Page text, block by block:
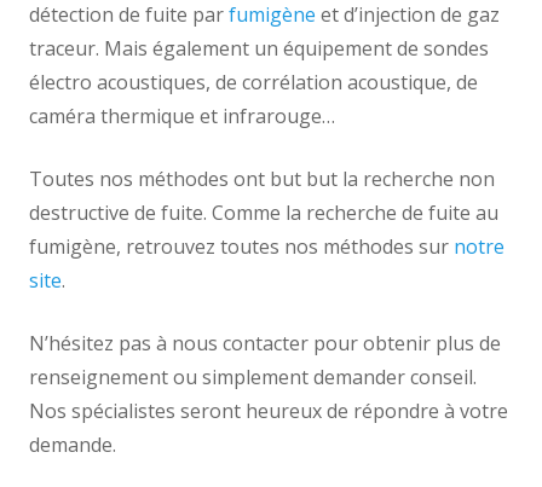
détection de fuite parfumigène et d’injection de gaz
traceur. Mais également un équipement de sondes
électro acoustiques, de corrélation acoustique, de
caméra thermique et infrarouge…
Toutes nos méthodes ont but but la recherche non
destructive de fuite. Comme la recherche de fuite au
fumigène, retrouvez toutes nos méthodes sur notre
site.
N’hésitez pas à nous contacter pour obtenir plus de
renseignement ou simplement demander conseil.
Nos spécialistes seront heureux de répondre à votre
demande.